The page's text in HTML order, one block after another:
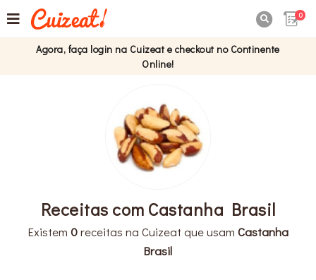
0
Agora, faça login na Cuizeat e checkout no Continente
Online!
Receitas com Castanha Brasil
Existem 0receitas na Cuizeat que usam Castanha
Brasil